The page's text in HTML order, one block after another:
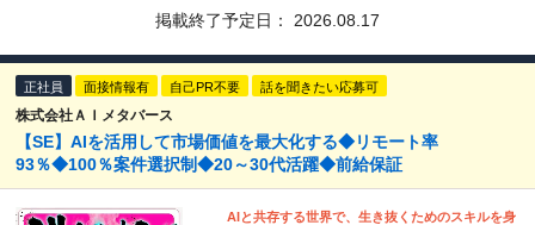
掲載終了予定日： 2026.08.17
正社員 面接情報有 自己PR不要 話を聞きたい応募可
株式会社ＡＩメタバース
【SE】AIを活用して市場価値を最大化する◆リモート率
93％◆100％案件選択制◆20～30代活躍◆前給保証
AIと共存する世界で、生き抜くためのスキルを身